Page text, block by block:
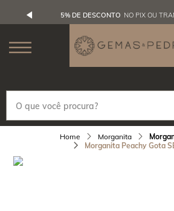
5% DE DESCONTO NO PIX OU
Morganita
Morganita Peachy Gota